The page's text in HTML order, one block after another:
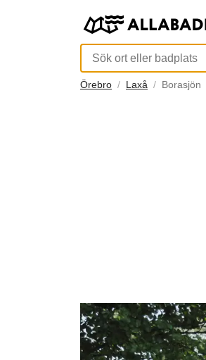
Örebro Laxå Borasjön